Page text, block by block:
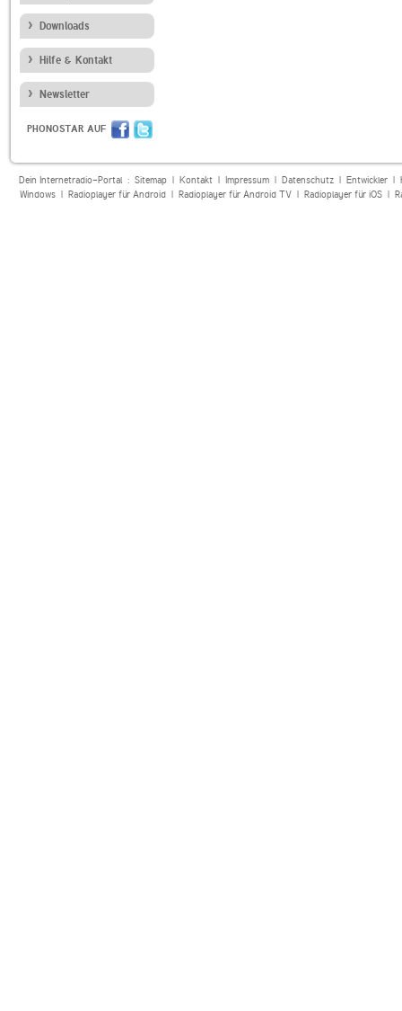
Downloads
Hilfe & Kontakt
Newsletter
PHONOSTAR AUF
Dein Internetradio-Portal : Sitemap| Kontakt| Impressum| Datenschutz| Entwickler|
Windows| Radioplayer für Android| Radioplayer für Android TV| Radioplayer für iOS|